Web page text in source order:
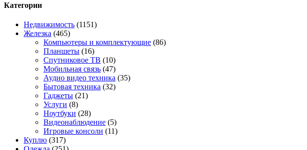
Категории
Недвижимость (1151)
Железка (465)
Компьютеры и комплектующие (86)
Планшеты (16)
Спутниковое ТВ (10)
Мобильная связь (47)
Аудио видео техника (35)
Бытовая техника (32)
Гаджеты (21)
Услуги (8)
Ноутбуки (28)
Видеонаблюдение (5)
Игровые консоли (11)
Куплю (317)